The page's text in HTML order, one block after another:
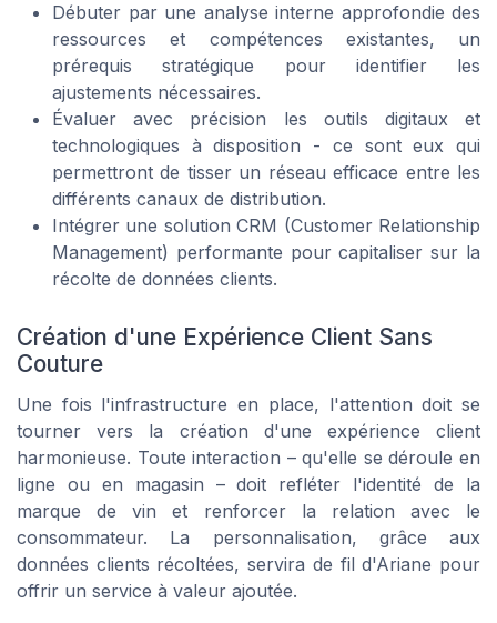
Débuter par une analyse interne approfondie des
ressources et compétences existantes, un
prérequis stratégique pour identifier les
ajustements nécessaires.
Évaluer avec précision les outils digitaux et
technologiques à disposition - ce sont eux qui
permettront de tisser un réseau efficace entre les
différents canaux de distribution.
Intégrer une solution CRM (Customer Relationship
Management) performante pour capitaliser sur la
récolte de données clients.
Création d'une Expérience Client Sans
Couture
Une fois l'infrastructure en place, l'attention doit se
tourner vers la création d'une expérience client
harmonieuse. Toute interaction – qu'elle se déroule en
ligne ou en magasin – doit refléter l'identité de la
marque de vin et renforcer la relation avec le
consommateur. La personnalisation, grâce aux
données clients récoltées, servira de fil d'Ariane pour
offrir un service à valeur ajoutée.